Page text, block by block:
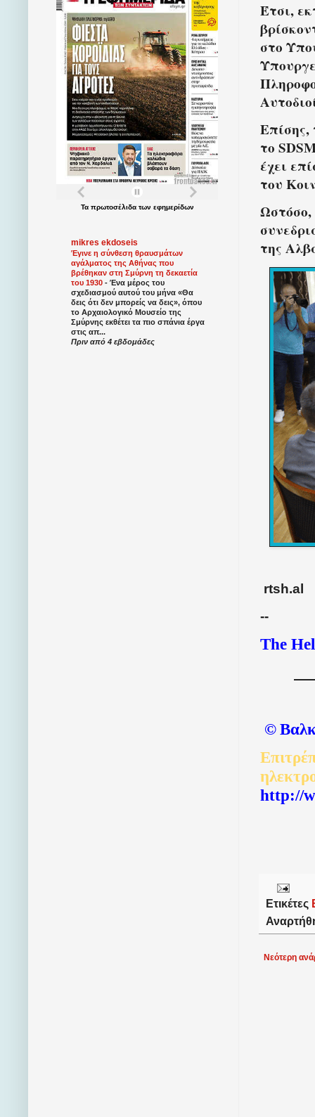
Έτσι,
στο
Επίσης,
το
έχει
του
Ωστόσο,
της
rtsh.al
--
The
©
http://
Ετικέτες
Νεότερη
Τα πρωτοσέλιδατων εφημερίδων
mikres ekdoseis
Έγινε η σύνθεση θραυσμάτων
αγάλματος της Αθήνας που
βρέθηκαν στη Σμύρνη τη δεκαετία
του 1930 - Ένα μέρος του
σχεδιασμού αυτού του μήνα «Θα
δεις ότι δεν μπορείς να δεις», όπου
το Αρχαιολογικό Μουσείο της
Σμύρνης εκθέτει τα πιο σπάνια έργα
στις απ...
Πριν από 4 εβδομάδες